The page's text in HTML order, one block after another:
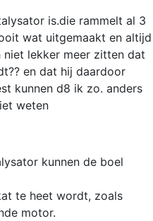
is.die rammelt al 3
wat uitgemaakt en altijd
lekker meer zitten dat
en dat hij daardoor
kunnen d8 ik zo. anders
weten
kunnen de boel
te heet wordt, zoals
motor.